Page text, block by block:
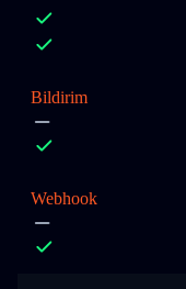
Bildirim
Webhook